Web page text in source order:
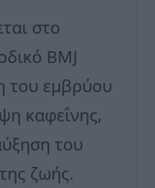
στο
BMJ
του εμβρύου
καφεΐνης,
του
ζωής.